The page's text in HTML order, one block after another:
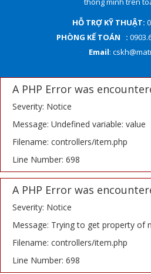
HỖ TRỢ KỸ THUẬT:
PHÒNG KẾ TOÁN :
Email:
A PHP Error was
Severity: Notice
Message: Undefined variable: value
Filename: controllers/item.php
Line Number: 698
A PHP Error was
Severity: Notice
Message: Trying to get property of
Filename: controllers/item.php
Line Number: 698